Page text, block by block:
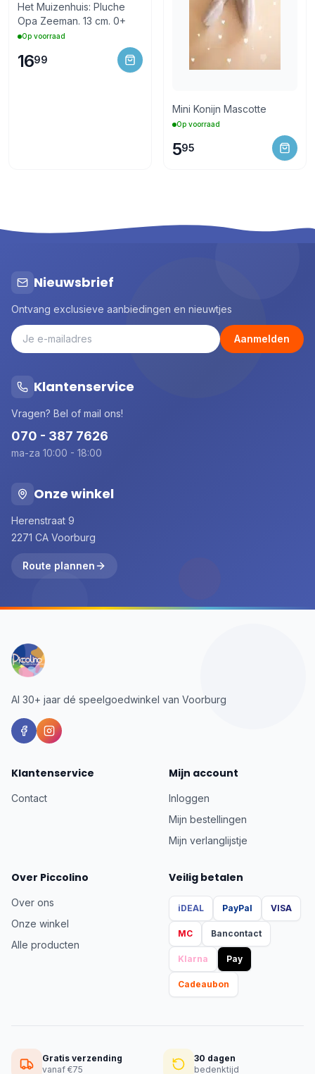
Het Muizenhuis: Pluche
Opa Zeeman. 13 cm. 0+
Op voorraad
1699
Mini Konijn Mascotte
Op voorraad
595
Nieuwsbrief
Ontvang exclusieve aanbiedingen en nieuwtjes
Aanmelden
Klantenservice
Vragen? Bel of mail ons!
070 - 387 7626
ma-za 10:00 - 18:00
Onze winkel
Herenstraat 9
2271 CA Voorburg
Route plannen
Al 30+ jaar dé speelgoedwinkel van Voorburg
Klantenservice
Contact
Mijn account
Inloggen
Mijn bestellingen
Mijn verlanglijstje
Over Piccolino
Over ons
Onze winkel
Alle producten
Veilig betalen
iDEAL PayPal VISA
MC Bancontact
Klarna Pay
Cadeaubon
Gratis verzending
vanaf €75
30 dagen
bedenktijd